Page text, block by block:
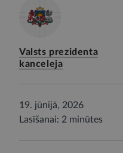
Valsts prezidenta
kanceleja
19. jūnijā, 2026
Lasīšanai: 2 minūtes